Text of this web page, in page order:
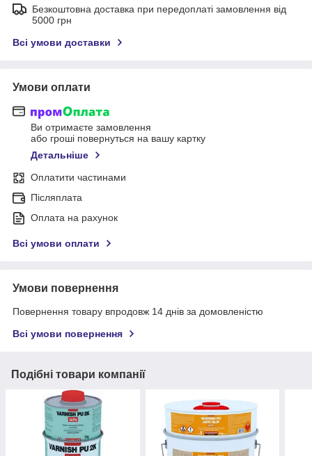
Безкоштовна доставка при передоплаті замовлення від
5000 грн
Всі умови доставки
Умови оплати
Ви отримаєте замовлення
або гроші повернуться на вашу картку
Детальніше
Оплатити частинами
Післяплата
Оплата на рахунок
Всі умови оплати
Умови повернення
Повернення товару впродовж 14 днів за домовленістю
Всі умови повернення
Подібні товари компанії